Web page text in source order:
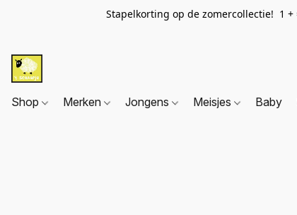
Stapelkorting op de zomercollectie! 1 +
Shop Merken Jongens Meisjes Baby